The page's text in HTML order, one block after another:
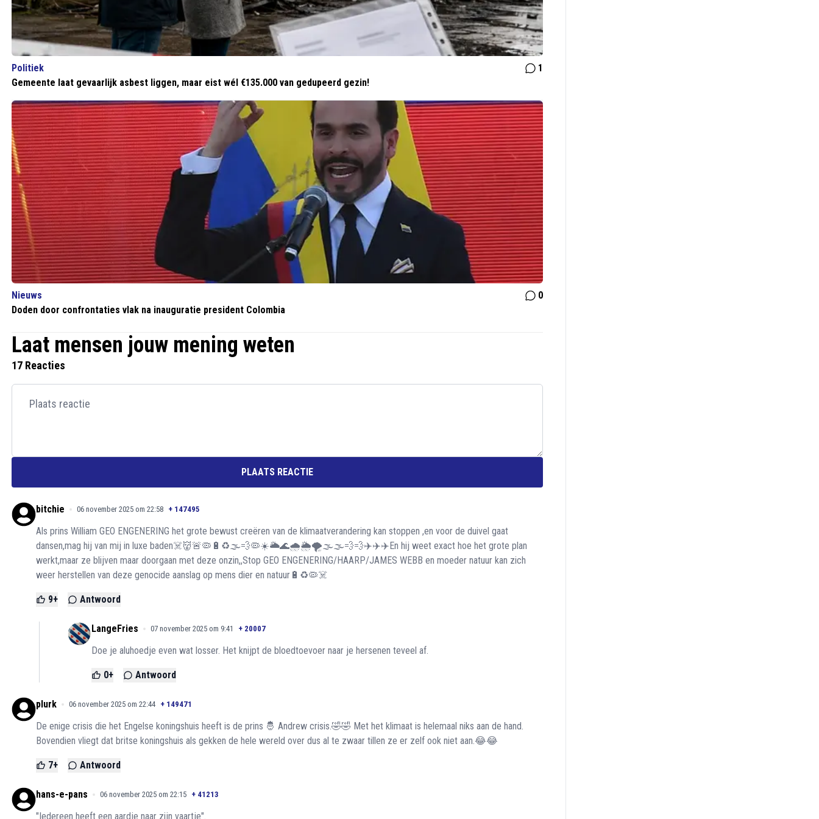
Politiek
1
Gemeente laat gevaarlijk asbest liggen, maar eist wél €135.000 van gedupeerd gezin!
Nieuws
0
Doden door confrontaties vlak na inauguratie president Colombia
Laat mensen jouw mening weten
17 Reacties
PLAATS REACTIE
bitchie 06 november 2025 om 22:58 + 147495
Als prins William GEO ENGENERING het grote bewust creëren van de klimaatverandering kan stoppen ,en voor de duivel gaat
dansen,mag hij van mij in luxe baden☠️👹🚨🦠🔋♻️🌫️💨🦠☀️🌥️🌊🌧️🌦️🌪️🌫️🌫️💨💨✈️✈️✈️En hij weet exact hoe het grote plan
werkt,maar ze blijven maar doorgaan met deze onzin,,Stop GEO ENGENERING/HAARP/JAMES WEBB en moeder natuur kan zich
weer herstellen van deze genocide aanslag op mens dier en natuur🔋♻️🦠☠️
9+ Antwoord
LangeFries 07 november 2025 om 9:41 + 20007
Doe je aluhoedje even wat losser. Het knijpt de bloedtoevoer naar je hersenen teveel af.
0+ Antwoord
plurk 06 november 2025 om 22:44 + 149471
De enige crisis die het Engelse koningshuis heeft is de prins 🤴 Andrew crisis.🤣🤣 Met het klimaat is helemaal niks aan de hand.
Bovendien vliegt dat britse koningshuis als gekken de hele wereld over dus al te zwaar tillen ze er zelf ook niet aan.😂😂
7+ Antwoord
hans-e-pans 06 november 2025 om 22:15 + 41213
"Iedereen heeft een aardje naar zijn vaartje".